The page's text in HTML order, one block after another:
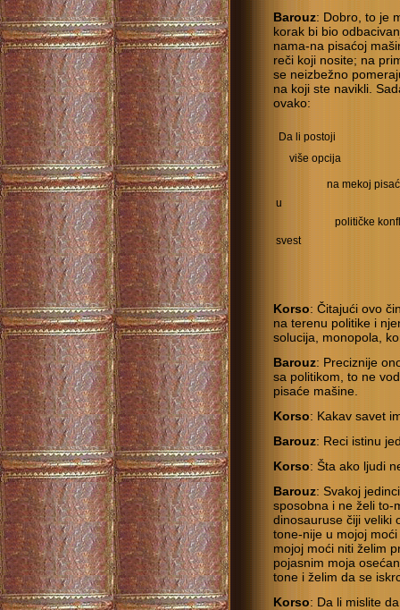
Barouz: Dobro, to je
korak bi bio
nama-na pisaćoj
reči koji nosite; na
se neizbežno
na koji ste navikli.
ovako:
Da li postoji
više opcija
na mekoj
u
političke
svest
Korso: Čitajući ovo
na terenu politike i
solucija, monopola,
Barouz: Preciznije
sa politikom, to ne
pisaće mašine.
Korso: Kakav savet
Barouz: Reci istinu
Korso: Šta ako ljudi
Barouz: Svakoj
sposobna i ne želi to-
dinosauruse čiji veliki
tone-nije u mojoj
mojoj moći niti želim
pojasnim moja
tone i želim da se
Korso: Da li mislite